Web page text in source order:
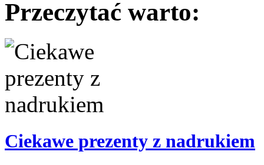
Przeczytać warto:
Ciekawe prezenty z nadrukiem